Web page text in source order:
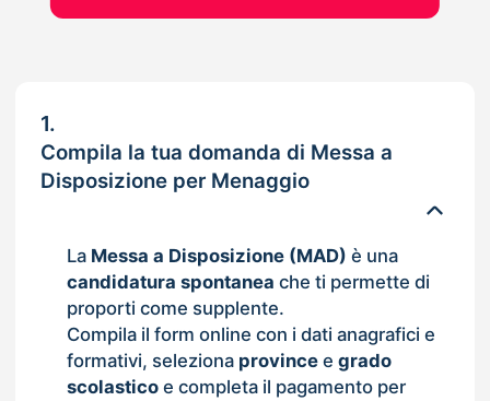
1.
Compila la tua domanda di Messa a
Disposizione per Menaggio
La Messa a Disposizione (MAD) è una
candidatura spontanea che ti permette di
proporti come supplente.
Compila il form online con i dati anagrafici e
formativi, seleziona provincee grado
scolasticoe completa il pagamento per